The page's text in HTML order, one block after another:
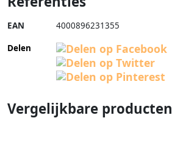
EAN 4000896231355
Delen
Vergelijkbare producten